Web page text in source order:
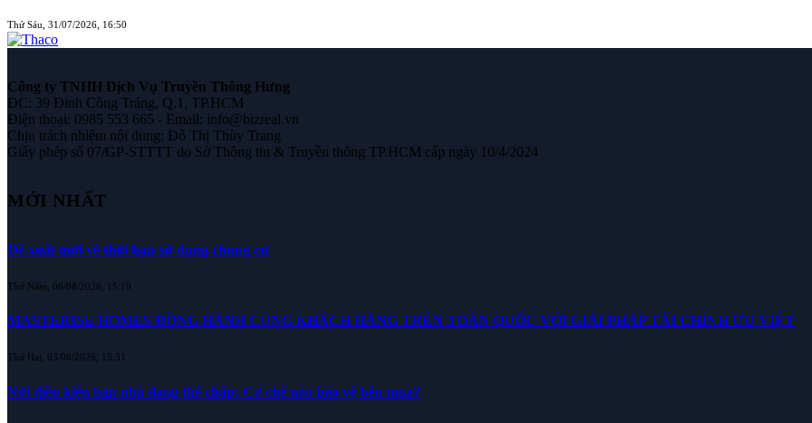
Thứ Sáu, 31/07/2026, 16:50
Công ty TNHH Dịch Vụ Truyền Thông Hưng
ĐC: 39 Đinh Công Tráng, Q.1, TP.HCM
Điện thoại: 0985 553 665 - Email: info@bizreal.vn
Chịu trách nhiệm nội dung: Đỗ Thị Thùy Trang
Giấy phép số 07/GP-STTTT do Sở Thông tin & Truyền thông TP.HCM cấp ngày 10/4/2024
MỚI NHẤT
Đề xuất mới về thời hạn sử dụng chung cư
Thứ Năm, 06/08/2026, 15:19
MASTERISE HOMES ĐỒNG HÀNH CÙNG KHÁCH HÀNG TRÊN TOÀN QUỐC VỚI GIẢI PHÁP TÀI CHÍNH ƯU VIỆT
Thứ Hai, 03/08/2026, 15:31
Nới điều kiện bán nhà đang thế chấp: Cơ chế nào bảo vệ bên mua?